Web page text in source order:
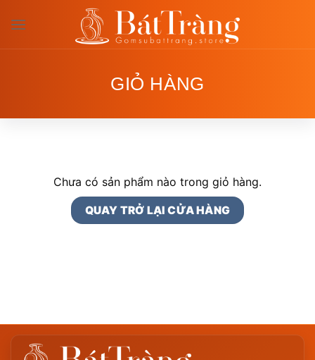
qua
GIỎ HÀNG
Chưa có sản phẩm nào trong giỏ hàng.
QUAY TRỞ LẠI CỬA HÀNG